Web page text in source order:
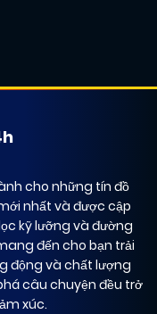
cho những tín đồ
nhất và được cập
kỹ lưỡng và đường
đến cho bạn trải
động và chất lượng
câu chuyện đều trở
xúc.